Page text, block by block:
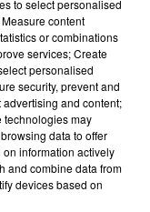
la vie de chatelain
remix de « Love
Minogue
to select personalised
content
or combinations
services; Create
personalised
security, prevent and
and content;
technologies may
data to offer
information actively
and combine data from
devices based on